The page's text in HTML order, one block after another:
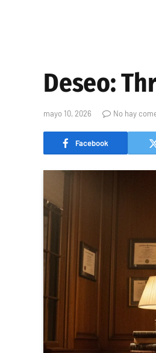
Deseo:
mayo 10, 2026 No hay
Facebook